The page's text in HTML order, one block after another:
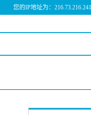
您的IP地址为：216.73.216.241